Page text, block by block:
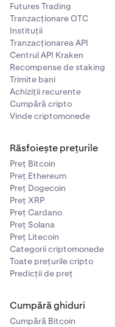
Futures Trading
Tranzacționare OTC
Instituții
Tranzacționarea API
Centrul API Kraken
Recompense de staking
Trimite bani
Achiziții recurente
Cumpără cripto
Vinde criptomonede
Răsfoiește prețurile
Preț Bitcoin
Preț Ethereum
Preț Dogecoin
Preț XRP
Preț Cardano
Preț Solana
Preț Litecoin
Categorii criptomonede
Toate prețurile cripto
Predicții de preț
Cumpără ghiduri
Cumpără Bitcoin